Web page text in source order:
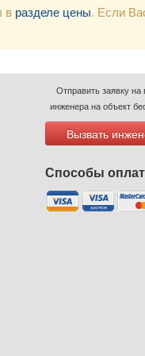
в разделе цены. Если
Отправить заявку на
инженера на объект
Вызвать
Способы